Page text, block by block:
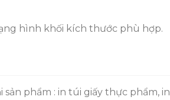
hình khối kích thước phù hợp.
sản phẩm : in túi giấy thực phẩm, in